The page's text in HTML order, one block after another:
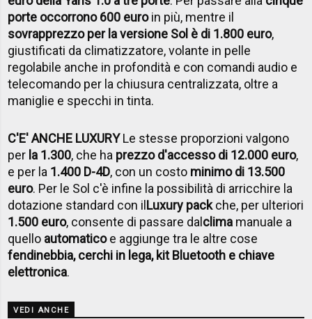
porte occorrono 600 euroin più, mentre il
sovrapprezzo per la versione Sol è di 1.800 euro,
giustificati da climatizzatore, volante in pelle
regolabile anche in profondità e con comandi audio e
telecomando per la chiusura centralizzata, oltre a
maniglie e specchi in tinta.
C'E' ANCHE LUXURYLe stesse proporzioni valgono
per la 1.300, che ha prezzo d'accesso di 12.000 euro,
e per la 1.400 D-4D, con un costo minimo di 13.500
euro. Per le Sol c'è infine la possibilità di arricchire la
dotazione standard con ilLuxury packche, per ulteriori
1.500 euro, consente di passare dalclima manuale a
quello automaticoe aggiunge tra le altre cose
fendinebbia, cerchi in lega, kit Bluetooth e chiave
elettronica.
VEDI ANCHE